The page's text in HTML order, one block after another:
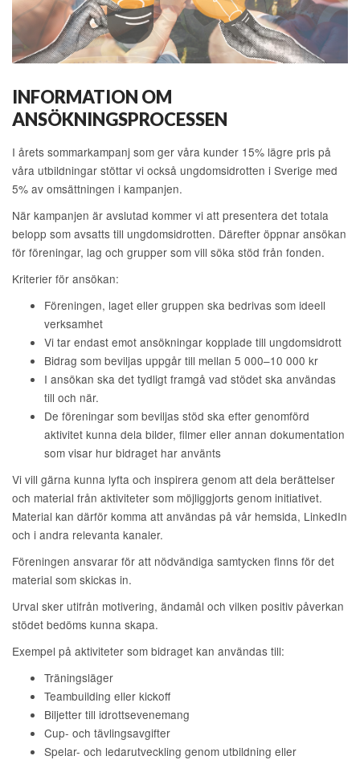
INFORMATION OM
ANSÖKNINGSPROCESSEN
I årets sommarkampanj som ger våra kunder 15% lägre pris på
våra utbildningar stöttar vi också ungdomsidrotten i Sverige med
5% av omsättningen i kampanjen.
När kampanjen är avslutad kommer vi att presentera det totala
belopp som avsatts till ungdomsidrotten. Därefter öppnar ansökan
för föreningar, lag och grupper som vill söka stöd från fonden.
Kriterier för ansökan:
Föreningen, laget eller gruppen ska bedrivas som ideell
verksamhet
Vi tar endast emot ansökningar kopplade till ungdomsidrott
Bidrag som beviljas uppgår till mellan 5 000–10 000 kr
I ansökan ska det tydligt framgå vad stödet ska användas
till och när.
De föreningar som beviljas stöd ska efter genomförd
aktivitet kunna dela bilder, filmer eller annan dokumentation
som visar hur bidraget har använts
Vi vill gärna kunna lyfta och inspirera genom att dela berättelser
och material från aktiviteter som möjliggjorts genom initiativet.
Material kan därför komma att användas på vår hemsida, LinkedIn
och i andra relevanta kanaler.
Föreningen ansvarar för att nödvändiga samtycken finns för det
material som skickas in.
Urval sker utifrån motivering, ändamål och vilken positiv påverkan
stödet bedöms kunna skapa.
Exempel på aktiviteter som bidraget kan användas till:
Träningsläger
Teambuilding eller kickoff
Biljetter till idrottsevenemang
Cup- och tävlingsavgifter
Spelar- och ledarutveckling genom utbildning eller